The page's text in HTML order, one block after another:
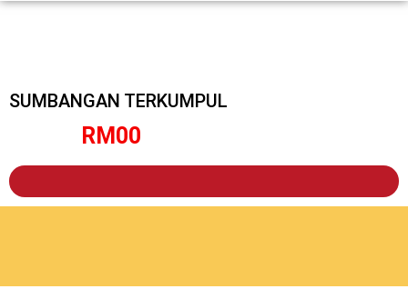
SUMBANGAN TERKUMPUL
RM 00